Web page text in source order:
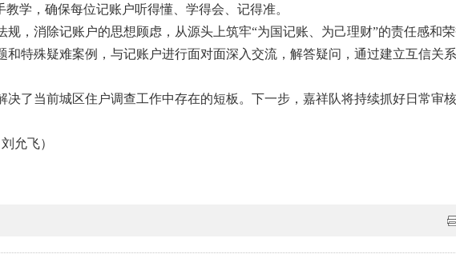
学，确保每位记账户听得懂、学得会、记得准。
，消除记账户的思想顾虑，从源头上筑牢“为国记账、为己理财”的责任感和
和特殊疑难案例，与记账户进行面对面深入交流，解答疑问，通过建立互信关
了当前城区住户调查工作中存在的短板。下一步，嘉祥队将持续抓好日常审
允飞）